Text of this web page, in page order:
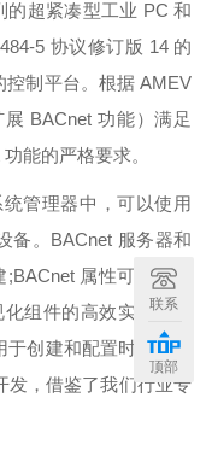
的超紧凑型工业 PC 和
5 协议修订版 14 的
控制平台。根据 AMEV
BACnet 功能）满足
能的严格要求。
管理器中，可以使用
备。BACnet 服务器和
属性可以直接
组件的高效实现。另
创建和配置时间计划
发，借鉴了我们行业专
联系
顶部